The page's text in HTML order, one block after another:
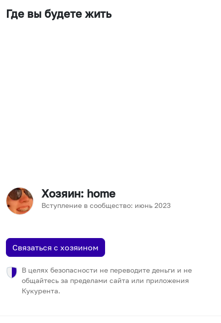
Где вы будете жить
Хозяин: home
Вступление в сообщество: июнь 2023
Связаться с хозяином
В целях безопасности не переводите деньги и не
общайтесь за пределами сайта или приложения
Кукурента.